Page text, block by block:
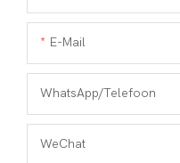
E-Mail
WhatsApp/Telefoon
WeChat